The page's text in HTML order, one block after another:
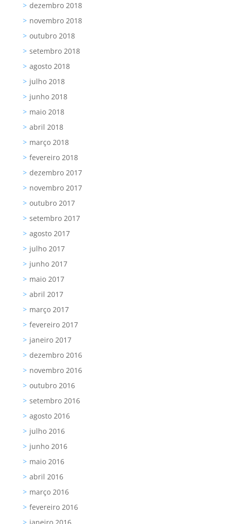
dezembro 2018
novembro 2018
outubro 2018
setembro 2018
agosto 2018
julho 2018
junho 2018
maio 2018
abril 2018
março 2018
fevereiro 2018
dezembro 2017
novembro 2017
outubro 2017
setembro 2017
agosto 2017
julho 2017
junho 2017
maio 2017
abril 2017
março 2017
fevereiro 2017
janeiro 2017
dezembro 2016
novembro 2016
outubro 2016
setembro 2016
agosto 2016
julho 2016
junho 2016
maio 2016
abril 2016
março 2016
fevereiro 2016